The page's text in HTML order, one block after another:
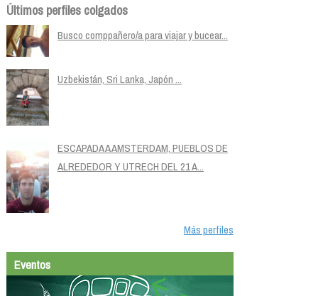
Últimos perfiles colgados
Busco comppañero/a para viajar y bucear...
Uzbekistán, Sri Lanka, Japón ...
ESCAPADA A AMSTERDAM, PUEBLOS DE
ALREDEDOR Y UTRECH DEL 21 A...
Más perfiles
Eventos